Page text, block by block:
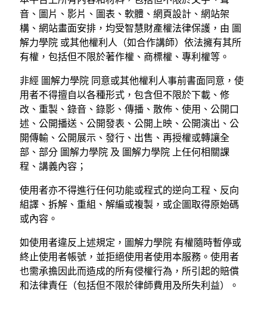
音、圖片、影片、圖表、軟體、網頁設計、網站架
構、網站畫面安排，均受智慧財產權法律保護，由 圖
解力學院 或其他權利人（如合作講師）依法擁有其所
有權，包括但不限於著作權、商標權、專利權等。
非經 圖解力學院 同意或其他權利人事前書面同意，使
用者不得擅自以各種形式，包含但不限於下載、修
改、重製、錄音、錄影、傳播、散佈、使用、公開口
述、公開播送、公開發表、公開上映、公開演出、公
開傳輸、公開展示、發行、出售、再授權或轉讓全
部、部分 圖解力學院 及 圖解力學院 上任何相關課
程、講義內容；
使用者亦不得進行任何功能或程式的逆向工程、反向
組譯、拆解、重組、解編或複製，或企圖取得原始碼
或內容。
如使用者違反上述規定，圖解力學院 有權隨時暫停或
終止使用者帳號，並拒絕使用者使用本服務。使用者
也需承擔因此而造成的所有侵權行為，所引起的賠償
和法律責任（包括但不限於律師費用及所失利益）。